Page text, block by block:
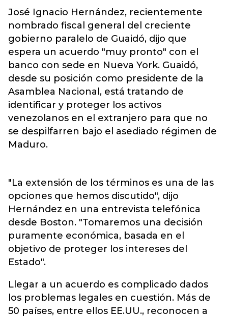
José Ignacio Hernández, recientemente
nombrado fiscal general del creciente
gobierno paralelo de Guaidó, dijo que
espera un acuerdo "muy pronto" con el
banco con sede en Nueva York. Guaidó,
desde su posición como presidente de la
Asamblea Nacional, está tratando de
identificar y proteger los activos
venezolanos en el extranjero para que no
se despilfarren bajo el asediado régimen de
Maduro.
"La extensión de los términos es una de las
opciones que hemos discutido", dijo
Hernández en una entrevista telefónica
desde Boston. "Tomaremos una decisión
puramente económica, basada en el
objetivo de proteger los intereses del
Estado".
Llegar a un acuerdo es complicado dados
los problemas legales en cuestión. Más de
50 países, entre ellos EE.UU., reconocen a